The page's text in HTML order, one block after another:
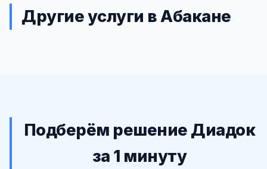
Другие услуги в Абакане
Подберём решение Диадок
за 1 минуту